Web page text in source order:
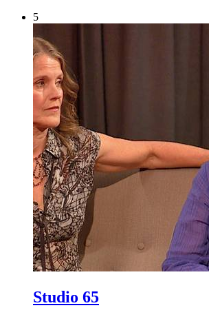
5
Studio 65